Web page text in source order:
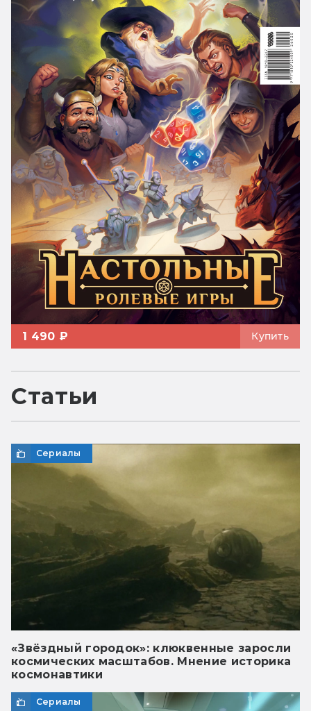
1 490 ₽ Купить
Статьи
Сериалы
«Звёздный городок»: клюквенные заросли
космических масштабов. Мнение историка
космонавтики
Сериалы